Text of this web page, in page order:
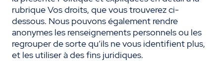
rubrique Vos droits, que vous trouverez ci-
dessous. Nous pouvons également rendre
anonymes les renseignements personnels ou les
regrouper de sorte qu’ils ne vous identifient plus,
et les utiliser à des fins juridiques.